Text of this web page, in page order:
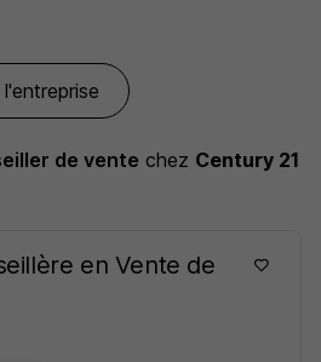
de vente chez Century 21
en Vente de